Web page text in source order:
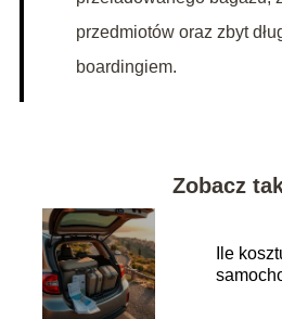
przedmiotów oraz zbyt
boardingiem.
Zobacz
Ile